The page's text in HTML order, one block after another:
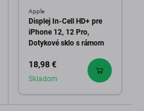
Apple
Displej In-Cell HD+ pre
iPhone 12, 12 Pro,
Dotykové sklo s rámom
18,98 €
Skladom